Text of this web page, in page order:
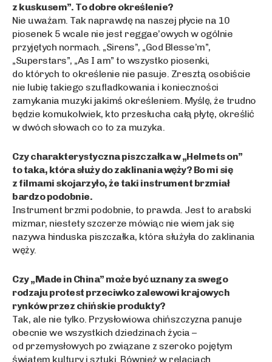
z kuskusem”. To dobre określenie?
Nie uważam. Tak naprawdę na naszej płycie na 10
piosenek 5 wcale nie jest reggae’owych w ogólnie
przyjętych normach. „Sirens”, „God Blesse’m”,
„Superstars”, „As I am” to wszystko piosenki,
do których to określenie nie pasuje. Zresztą osobiście
nie lubię takiego szufladkowania i konieczności
zamykania muzyki jakimś określeniem. Myślę, że trudno
będzie komukolwiek, kto przesłucha całą płytę, określić
w dwóch słowach co to za muzyka.
Czy charakterystyczna piszczałka w „Helmets on”
to taka, która służy do zaklinania węży? Bo mi się
z filmami skojarzyło, że taki instrument brzmiał
bardzo podobnie.
Instrument brzmi podobnie, to prawda. Jest to arabski
mizmar, niestety szczerze mówiąc nie wiem jak się
nazywa hinduska piszczałka, która służyła do zaklinania
węży.
Czy „Made in China” może być uznany za swego
rodzaju protest przeciwko zalewowi krajowych
rynków przez chińskie produkty?
Tak, ale nie tylko. Przysłowiowa chińszczyzna panuje
obecnie we wszystkich dziedzinach życia –
od przemysłowych po związane z szeroko pojętym
światem kultury i sztuki. Również w relacjach